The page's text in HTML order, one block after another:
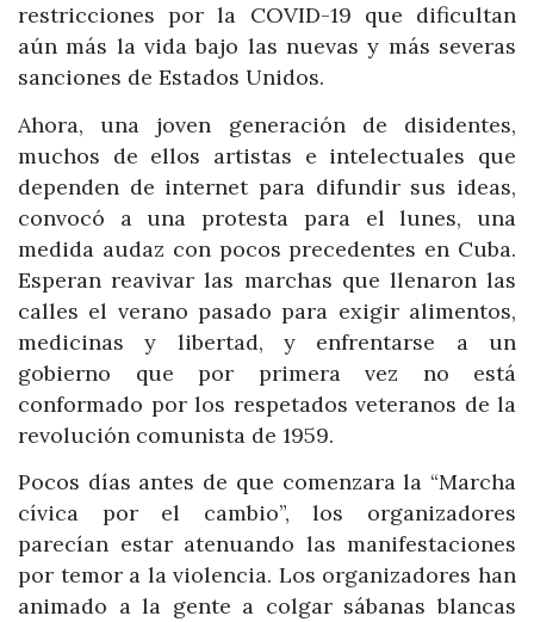
restricciones por la COVID-19 que dificultan
aún más la vida bajo las nuevas y más severas
sanciones de Estados Unidos.
Ahora, una joven generación de disidentes,
muchos de ellos artistas e intelectuales que
dependen de internet para difundir sus ideas,
convocó a una protesta para el lunes, una
medida audaz con pocos precedentes en Cuba.
Esperan reavivar las marchas que llenaron las
calles el verano pasado para exigir alimentos,
medicinas y libertad, y enfrentarse a un
gobierno que por primera vez no está
conformado por los respetados veteranos de la
revolución comunista de 1959.
Pocos días antes de que comenzara la “Marcha
cívica por el cambio”, los organizadores
parecían estar atenuando las manifestaciones
por temor a la violencia. Los organizadores han
animado a la gente a colgar sábanas blancas